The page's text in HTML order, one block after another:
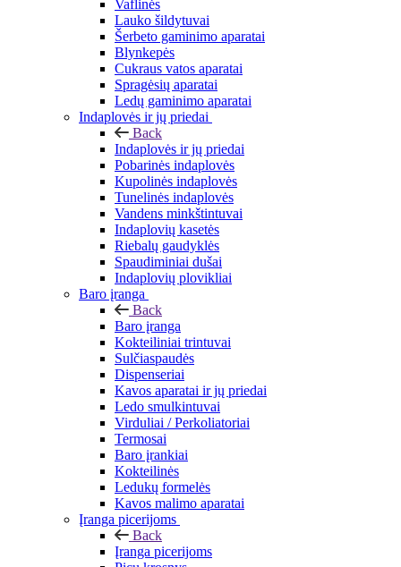
Vaflinės
Lauko šildytuvai
Šerbeto gaminimo aparatai
Blynkepės
Cukraus vatos aparatai
Spragėsių aparatai
Ledų gaminimo aparatai
Indaplovės ir jų priedai
Back
Indaplovės ir jų priedai
Pobarinės indaplovės
Kupolinės indaplovės
Tunelinės indaplovės
Vandens minkštintuvai
Indaplovių kasetės
Riebalų gaudyklės
Spaudiminiai dušai
Indaplovių plovikliai
Baro įranga
Back
Baro įranga
Kokteiliniai trintuvai
Sulčiaspaudės
Dispenseriai
Kavos aparatai ir jų priedai
Ledo smulkintuvai
Virduliai / Perkoliatoriai
Termosai
Baro įrankiai
Kokteilinės
Ledukų formelės
Kavos malimo aparatai
Įranga picerijoms
Back
Įranga picerijoms